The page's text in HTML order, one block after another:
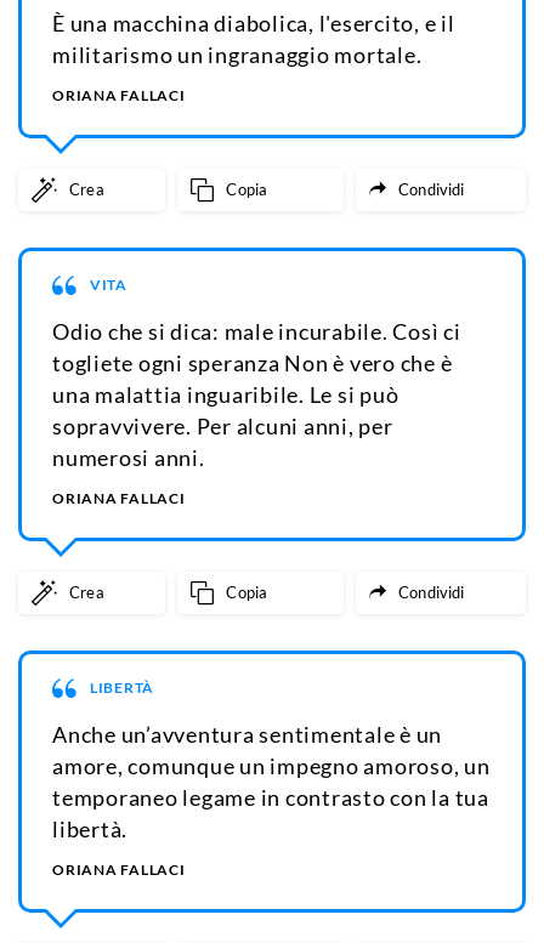
È una macchina diabolica, l'esercito, e il
militarismo un ingranaggio mortale.
ORIANA FALLACI
Crea Copia Condividi
VITA
Odio che si dica: male incurabile. Così ci
togliete ogni speranza Non è vero che è
una malattia inguaribile. Le si può
sopravvivere. Per alcuni anni, per
numerosi anni.
ORIANA FALLACI
Crea Copia Condividi
LIBERTÀ
Anche un’avventura sentimentale è un
amore, comunque un impegno amoroso, un
temporaneo legame in contrasto con la tua
libertà.
ORIANA FALLACI